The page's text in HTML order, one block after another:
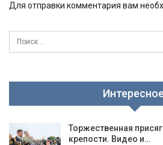
Для отправки комментария вам
Торжественная
крепости. Видео и…